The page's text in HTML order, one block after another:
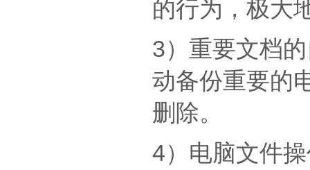
的行为，极大
3）重要文档
动备份重要的
删除。
4）电脑文件